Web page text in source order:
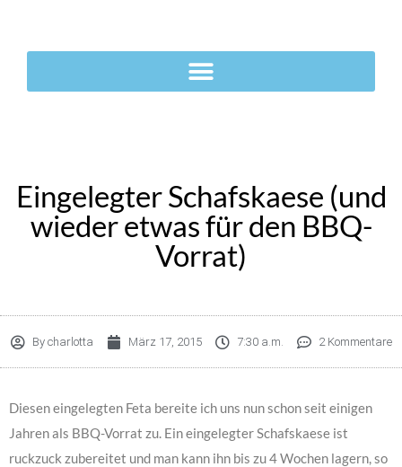
Eingelegter Schafskaese (und
wieder etwas für den BBQ-
Vorrat)
Bycharlotta März 17, 2015 7:30 a.m. 2 Kommentare
Diesen eingelegten Feta bereite ich uns nun schon seit einigen
Jahren als BBQ-Vorrat zu. Ein eingelegter Schafskaese ist
ruckzuck zubereitet und man kann ihn bis zu 4 Wochen lagern, so